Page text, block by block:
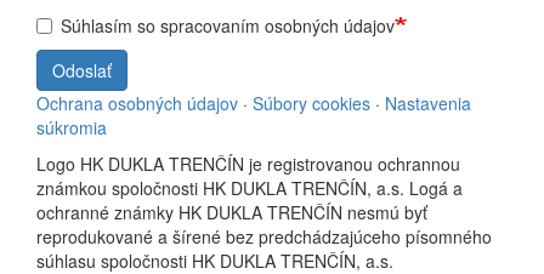
Súhlasím so spracovaním osobných údajov
Odoslať
Ochrana osobných údajov · Súbory cookies · Nastavenia
súkromia
Logo HK DUKLA TRENČÍN je registrovanou ochrannou
známkou spoločnosti HK DUKLA TRENČÍN, a.s. Logá a
ochranné známky HK DUKLA TRENČÍN nesmú byť
reprodukované a šírené bez predchádzajúceho písomného
súhlasu spoločnosti HK DUKLA TRENČÍN, a.s.